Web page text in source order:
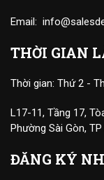
Email:
THỜI GIAN
Thời gian: Thứ 2 -
L17-11, Tầng 17,
Phường Sài Gòn,
ĐĂNG KÝ